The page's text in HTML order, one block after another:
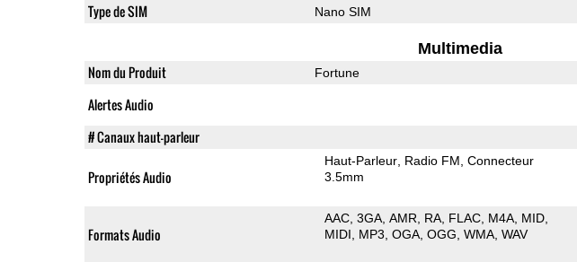
Type de SIM Nano SIM
Multimedia
Nom du Produit Fortune
Alertes Audio
# Canaux haut-parleur
Propriétés Audio
Haut-Parleur Radio FM Connecteur
3.5mm
Formats Audio
AAC 3GA AMR RA FLAC M4A MID
MIDI
MP3 OGA OGG WMA WAV